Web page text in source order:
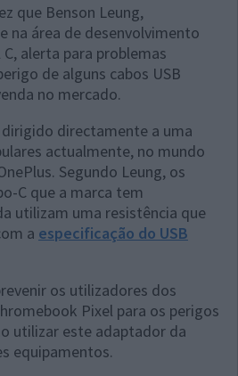
que Benson Leung,
na área de desenvolvimento
alerta para problemas
de alguns cabos USB
no mercado.
directamente a uma
actualmente, no mundo
Segundo Leung, os
C que a marca tem
utilizam uma resistência que
a especificação do USB
os utilizadores dos
Pixel para os perigos
utilizar este adaptador da
equipamentos.